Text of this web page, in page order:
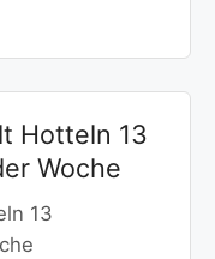
Hotteln 13
Woche
13